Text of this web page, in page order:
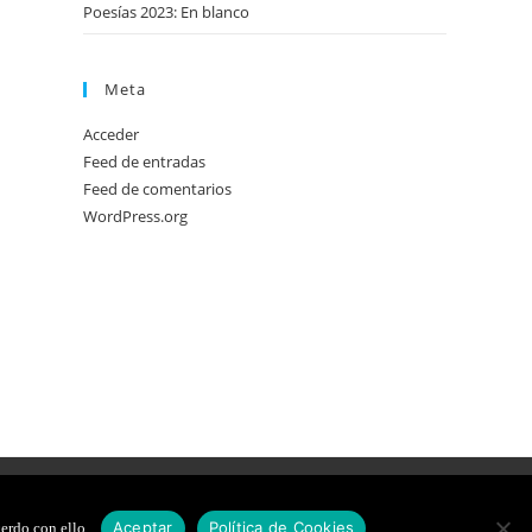
Poesías 2023: En blanco
Meta
Acceder
Feed de entradas
Feed de comentarios
WordPress.org
COOKIES DISEÑO WEB
con ello. Aceptar Política de Cookies